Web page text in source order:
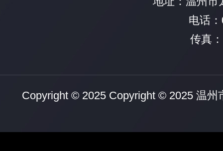
电话
传真
Copyright © 2025 Copyright © 2025 温